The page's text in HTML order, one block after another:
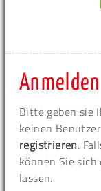
Anmelden
Bitte geben sie
keinen
registrieren.
können Sie sich
lassen.